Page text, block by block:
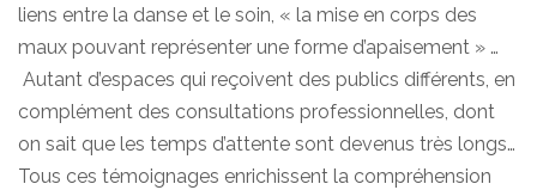
liens entre la danse et le soin, « la mise en corps des
maux pouvant représenter une forme d’apaisement » …
Autant d’espaces qui reçoivent des publics différents, en
complément des consultations professionnelles, dont
on sait que les temps d’attente sont devenus très longs…
Tous ces témoignages enrichissent la compréhension